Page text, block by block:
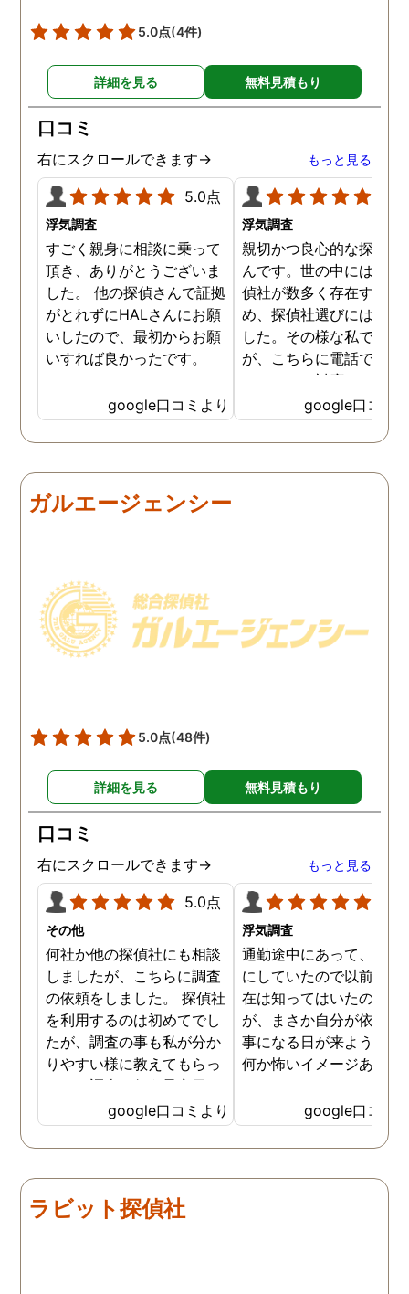
5.0点(4件)
詳細を見る 無料見積もり
口コミ
右にスクロールできます→ もっと見る
5.0点
浮気調査
すごく親身に相談に乗って
頂き、ありがとうございま
した。 他の探偵さんで証拠
がとれずにHALさんにお願
いしたので、最初からお願
いすれば良かったです。
google口コミより
浮気調査
親切かつ良心的な探偵社
んです。世の中には詐欺
偵社が数多く存在するた
め、探偵社選びには慎重
した。その様な私でした
が、こちらに電話で相談
たところ、対応された方
探偵のノウハウまで丁寧
教えて下さったのです。
用できると思い、早速お
は、仕事も丁寧で調査内
google口コミ
ガルエージェンシー
5.0点(48件)
詳細を見る 無料見積もり
口コミ
右にスクロールできます→ もっと見る
5.0点
その他
何社か他の探偵社にも相談
しましたが、こちらに調査
の依頼をしました。 探偵社
を利用するのは初めてでし
たが、調査の事も私が分か
りやすい様に教えてもらっ
たり、調査を行う予定日は
私の希望を聞いてもらいつ
つ、探偵さんのご意見も取
り入れ、細かく打ち合わせ
た。調査を行った日はその
日の報告を入れてくれたり
google口コミより
浮気調査
通勤途中にあって、毎日
にしていたので以前から
在は知ってはいたのです
が、まさか自分が依頼す
事になる日が来ようと
何か怖いイメージありま
応も良く、安心して相談
きました。 調査後に弁
さんも紹介していただき
した！ありがとうござい
google口コミ
ラビット探偵社